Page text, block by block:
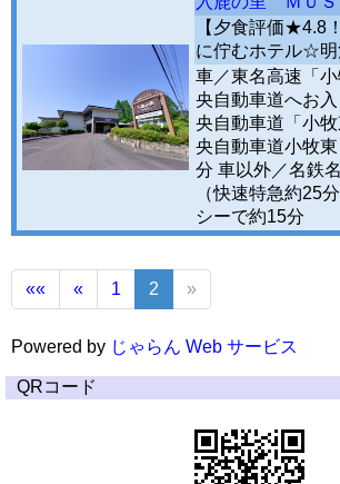
【夕食評価★4.8
に佇むホテル☆明
車／東名高速「
央自動車道へお
央自動車道「小
央自動車道小牧
分 車以外／名鉄
（快速特急約25
シーで約15分
«« « 1 2 »
Powered by じゃらん Web サービス
QRコード